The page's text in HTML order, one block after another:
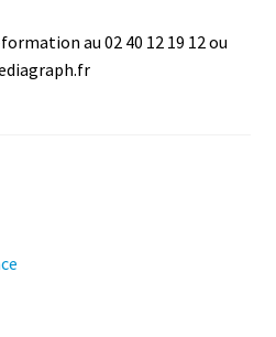
au 02 40 12 19 12 ou